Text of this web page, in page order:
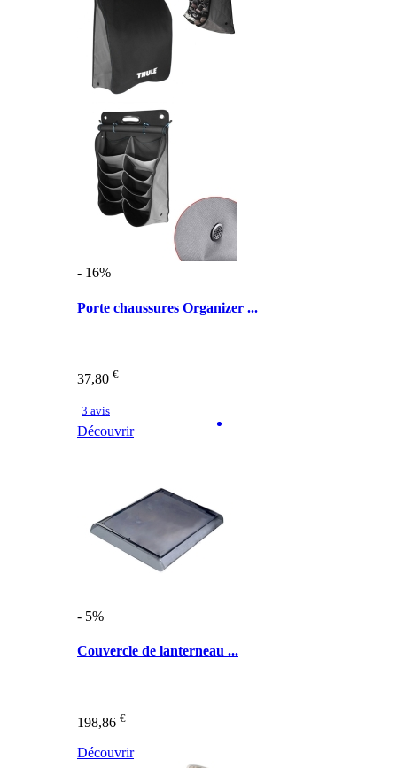
- 16%
Porte chaussures Organizer ...
37,80 €
3 avis
Découvrir
- 5%
Couvercle de lanterneau ...
198,86 €
Découvrir